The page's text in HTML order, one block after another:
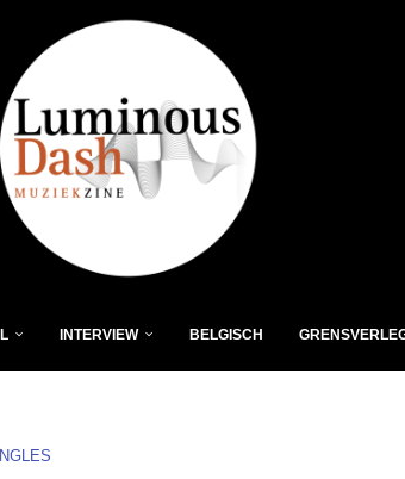
INTERVIEW BELGISCH